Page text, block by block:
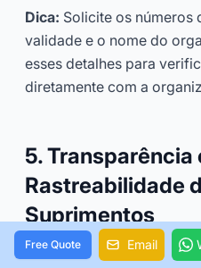
Dica: Solicite os números
validade e o nome do
esses detalhes para
diretamente com a
5. Transparência
Rastreabilidade
Suprimentos
Um fabricante sustentável
Free Quote Email